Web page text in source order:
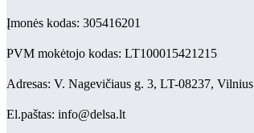
Įmonės kodas: 305416201
PVM mokėtojo kodas: LT100015421215
Adresas: V. Nagevičiaus g. 3, LT-08237, Vilnius
El.paštas: info@delsa.lt